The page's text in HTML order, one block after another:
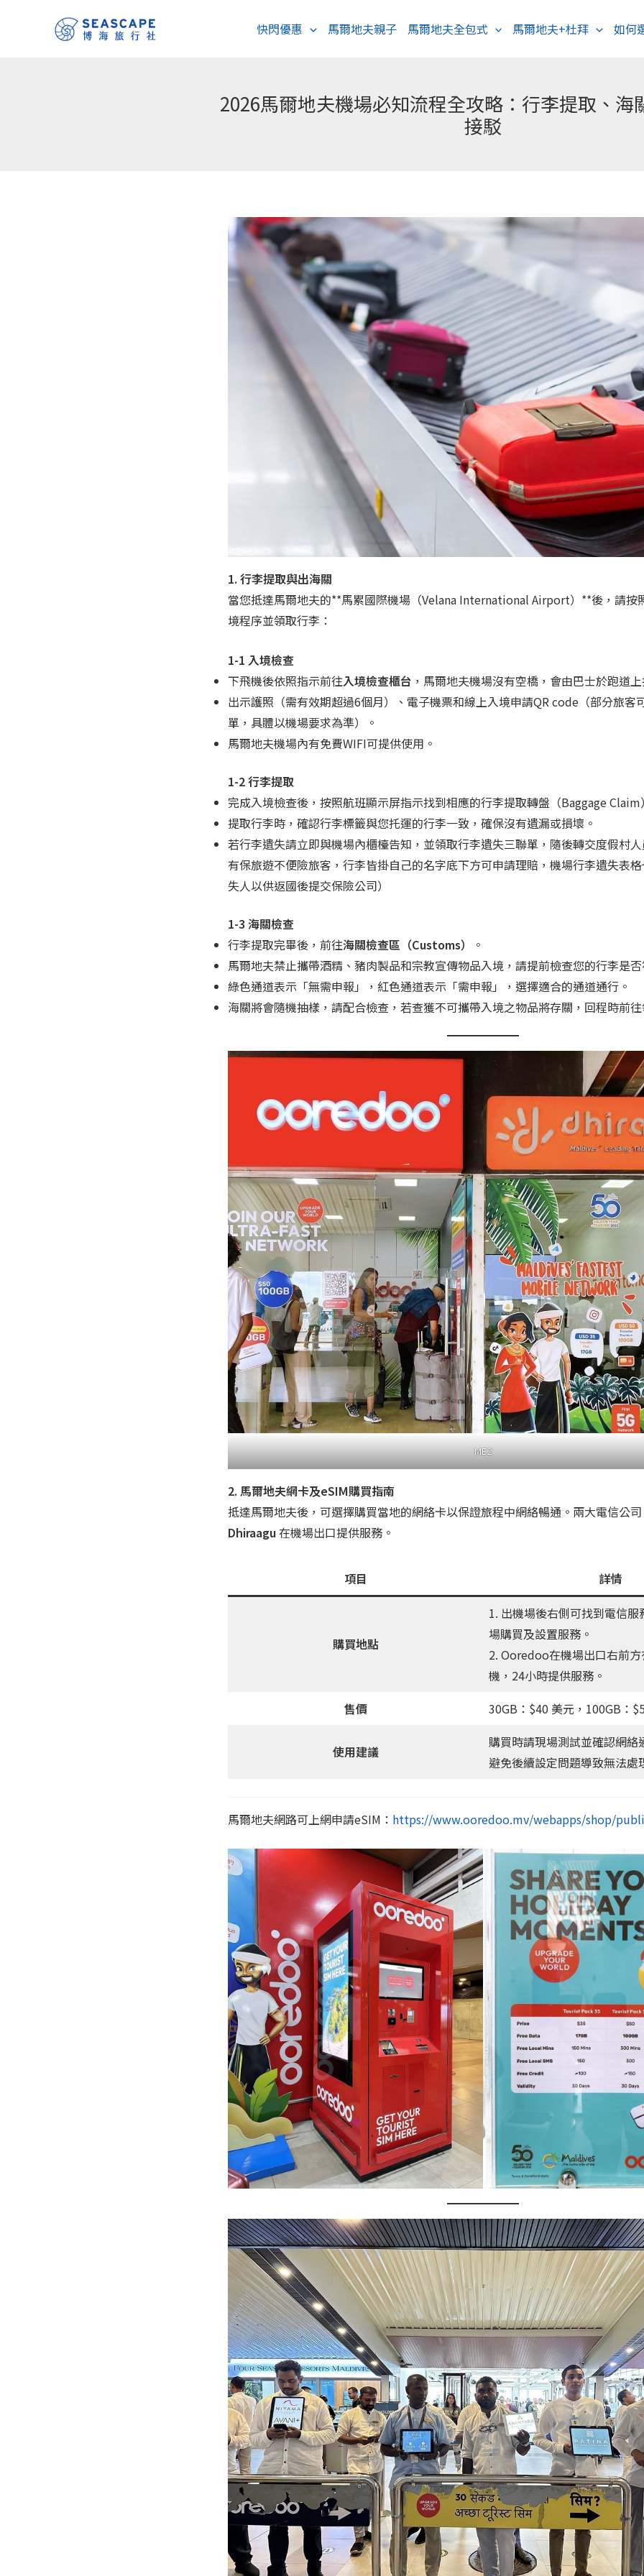
快閃優惠 馬爾地夫親子 馬爾地夫全包式 馬爾地夫+杜拜 如何
2026馬爾地夫機場必知流程全攻略：行李提取、海
接駁
1. 行李提取與出海關
當您抵達馬爾地夫的**馬累國際機場（Velana International Airport）**後，請按
境程序並領取行李：
1-1 入境檢查
下飛機後依照指示前往入境檢查櫃台 ，馬爾地夫機場沒有空橋，會由巴士於跑道
出示護照（需有效期超過6個月）、電子機票和線上入境申請QR code（部分旅客
單，具體以機場要求為準）。
馬爾地夫機場內有免費WIFI可提供使用。
1-2 行李提取
完成入境檢查後，按照航班顯示屏指示找到相應的行李提取轉盤（Baggage Claim
提取行李時，確認行李標籤與您托運的行李一致，確保沒有遺漏或損壞。
若行李遺失請立即與機場內櫃檯告知，並領取行李遺失三聯單，隨後轉交度假村
有保旅遊不便險旅客，行李皆掛自己的名字底下方可申請理賠，機場行李遺失表
失人以供返國後提交保險公司）
1-3 海關檢查
行李提取完畢後，前往海關檢查區（Customs）
。
馬爾地夫禁止攜帶酒精、豬肉製品和宗教宣傳物品入境，請提前檢查您的行李是
綠色通道表示「無需申報」，紅色通道表示「需申報」，選擇適合的通道通行。
海關將會隨機抽樣，請配合檢查，若查獲不可攜帶入境之物品將存關，回程時前
ME2
2. 馬爾地夫網卡及eSIM購買指南
抵達馬爾地夫後，可選擇購買當地的網絡卡以保證旅程中網絡暢通。兩大電信公司
Dhiraagu在機場出口提供服務。
項目 詳情
購買地點
1. 出機場後右側可找到電信
場購買及設置服務。
2. Ooredoo在機場出口右前
機，24小時提供服務。
售價
30GB：$40 美元，100GB：
使用建議
購買時請現場測試並確認網絡
避免後續設定問題導致無法處
馬爾地夫網路可上網申請eSIM： https://www.ooredoo.mv/webapps/shop/